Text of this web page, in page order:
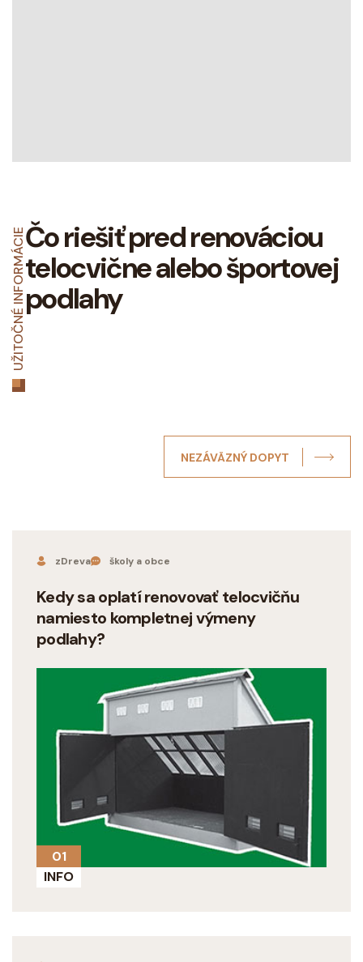
UŽITOČNÉ INFORMÁCIEČo riešiť pred renováciou
telocvične alebo športovej
podlahy
NEZÁVÄZNÝ DOPYT
zDreva školy a obce
Kedy sa oplatí renovovať telocvičňu
namiesto kompletnej výmeny
podlahy?
01
INFO